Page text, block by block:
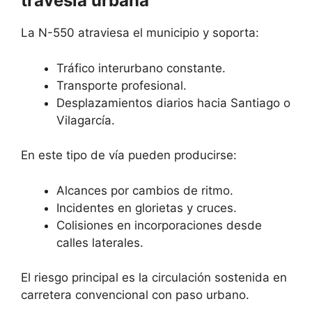
La N-550 atraviesa el municipio y soporta:
Tráfico interurbano constante.
Transporte profesional.
Desplazamientos diarios hacia Santiago o
Vilagarcía.
En este tipo de vía pueden producirse:
Alcances por cambios de ritmo.
Incidentes en glorietas y cruces.
Colisiones en incorporaciones desde
calles laterales.
El riesgo principal es la circulación sostenida en
carretera convencional con paso urbano.